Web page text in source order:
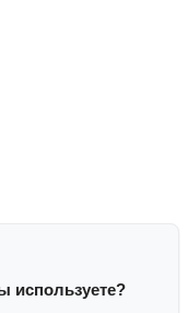
используете?